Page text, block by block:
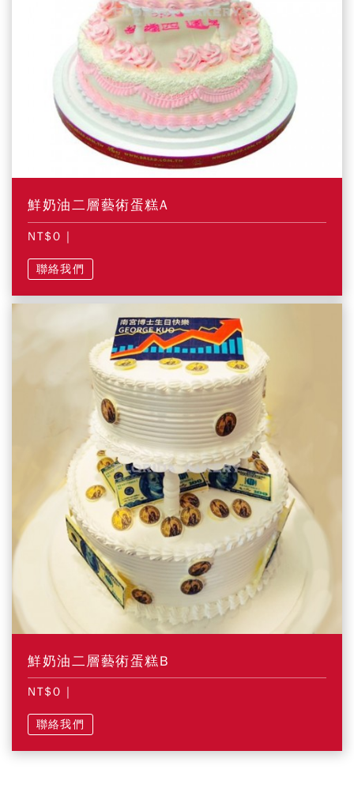
鮮奶油二層藝術蛋糕A
NT$0 |
聯絡我們
鮮奶油二層藝術蛋糕B
NT$0 |
聯絡我們